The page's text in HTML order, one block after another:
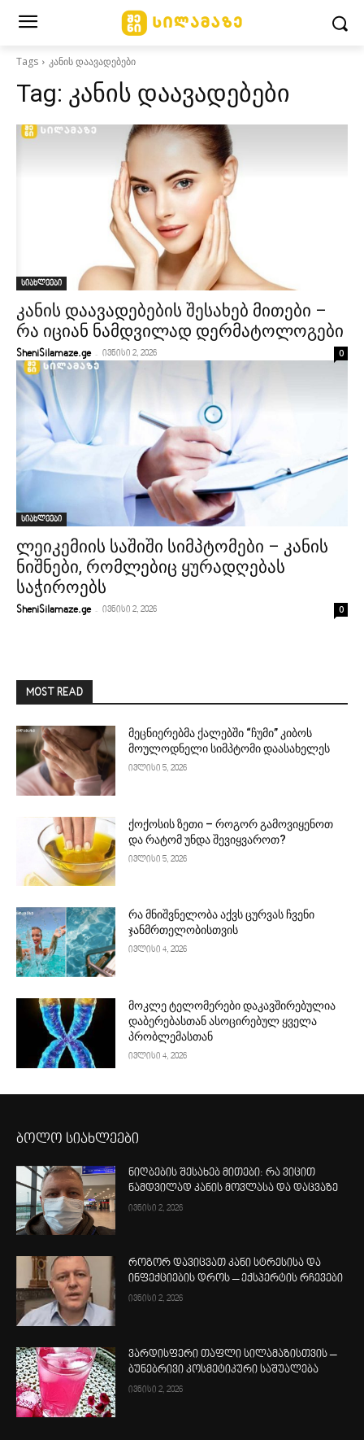
Tags კანის დაავადებები
Tag: კანის დაავადებები
სიახლეები
კანის დაავადებების შესახებ მითები –
რა იციან ნამდვილად დერმატოლოგები
SheniSilamaze.ge - ივნისი 2, 2026 0
სიახლეები
ლეიკემიის საშიში სიმპტომები – კანის
ნიშნები, რომლებიც ყურადღებას
საჭიროებს
SheniSilamaze.ge - ივნისი 2, 2026 0
MOST READ
მეცნიერებმა ქალებში “ჩუმი” კიბოს
მოულოდნელი სიმპტომი დაასახელეს
ივლისი 5, 2026
ქოქოსის ზეთი – როგორ გამოვიყენოთ
და რატომ უნდა შევიყვაროთ?
ივლისი 5, 2026
რა მნიშვნელობა აქვს ცურვას ჩვენი
ჯანმრთელობისთვის
ივლისი 4, 2026
მოკლე ტელომერები დაკავშირებულია
დაბერებასთან ასოცირებულ ყველა
პრობლემასთან
ივლისი 4, 2026
ბოლო სიახლეები
ნიღბების შესახებ მითები: რა ვიცით
ნამდვილად კანის მოვლასა და დაცვაზე
ივნისი 2, 2026
როგორ დავიცვათ კანი სტრესისა და
ინფექციების დროს – ექსპერტის რჩევები
ივნისი 2, 2026
ვარდისფერი თაფლი სილამაზისთვის –
ბუნებრივი კოსმეტიკური საშუალება
ივნისი 2, 2026